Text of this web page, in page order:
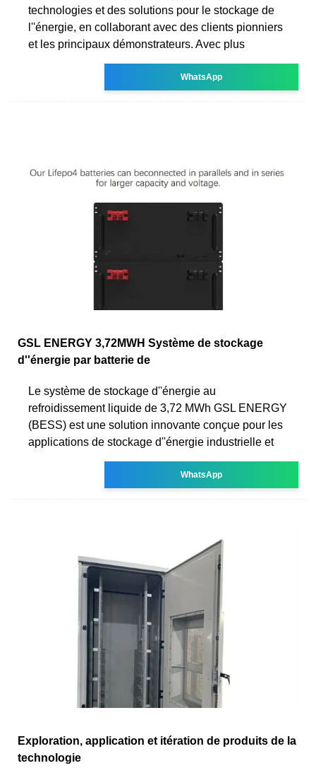
technologies et des solutions pour le stockage de
l''énergie, en collaborant avec des clients pionniers
et les principaux démonstrateurs. Avec plus
WhatsApp
GSL ENERGY 3,72MWH Système de stockage
d''énergie par batterie de
Le système de stockage d''énergie au
refroidissement liquide de 3,72 MWh GSL ENERGY
(BESS) est une solution innovante conçue pour les
applications de stockage d''énergie industrielle et
WhatsApp
Exploration, application et itération de produits de la
technologie